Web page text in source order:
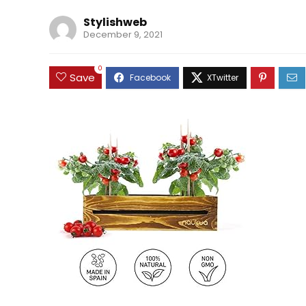
Stylishweb
December 9, 2021
Save
0